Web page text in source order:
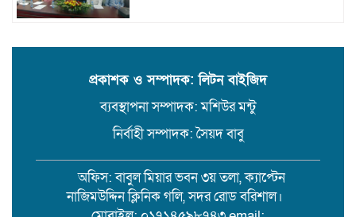
অস্থিরতা: কোথায় যাচ্ছে বাংলাদেশ?
গৌরনদী প্রেসক্লাবের সাধারণ সম্পাদকের
ওপর হামলা, জেলা সাংবাদিক ইউনিয়নের
নিন্দা
১৭ বছরের সাজাপ্রাপ্ত অস্ত্র মামলার পলাতক
আসামি র‍্যাব-৮ এর অভিযানে গ্রেফতার
প্রকাশক ও সম্পাদক: লিটন বাইজিদ
ব্যবস্থাপনা সম্পাদক: মশিউর মন্টু
নির্বাহী সম্পাদক: সৈয়দ বাবু
অফিস: বাবুল মিয়ার ভবন ৩য় তলা, ক্যাপ্টেন
নাজিমউদ্দিন ক্লিনিক গলি, সদর রোড বরিশাল।